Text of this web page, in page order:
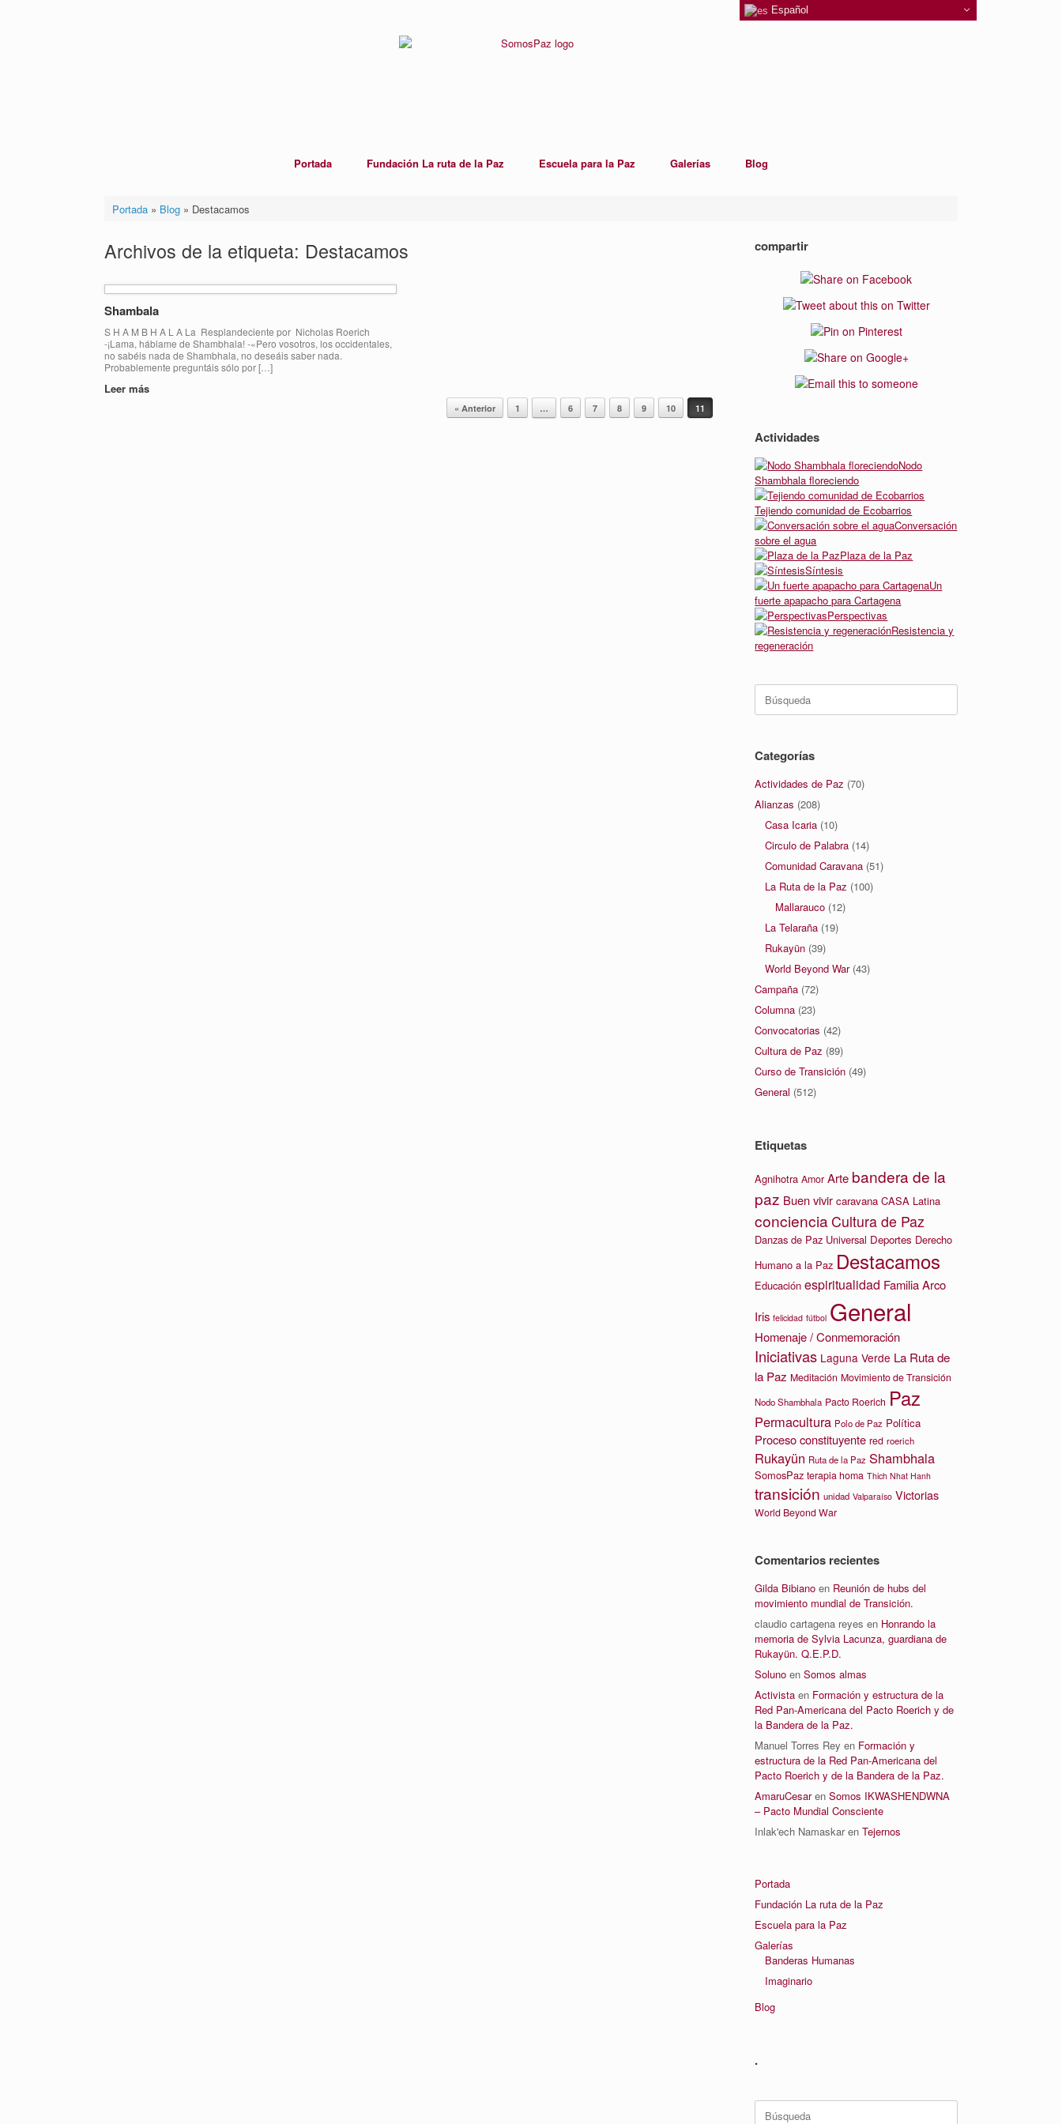
Portada Fundación La ruta de la Paz Escuela para la Paz Galerías Blog
Portada» Blog» Destacamos
Archivos de la etiqueta: Destacamos
Shambala
S H A M B H A L A La Resplandeciente por Nicholas Roerich
‑¡Lama, háblame de Shambhala! ‑«Pero vosotros, los occidentales,
no sabéis nada de Shambhala, no deseáis saber nada.
Probablemente preguntáis sólo por […]
Leer más
« Anterior 1 … 6 7 8 9 10 11
compartir
Actividades
Nodo
Shambhala floreciendo
Tejiendo comunidad de Ecobarrios
Conversación
sobre el agua
Plaza de la Paz
Síntesis
Un
fuerte apapacho para Cartagena
Perspectivas
Resistencia y
regeneración
Categorías
Actividades de Paz (70)
Alianzas (208)
Casa Icaria (10)
Circulo de Palabra (14)
Comunidad Caravana (51)
La Ruta de la Paz (100)
Mallarauco (12)
La Telaraña (19)
Rukayün (39)
World Beyond War(43)
Campaña (72)
Columna (23)
Convocatorias (42)
Cultura de Paz (89)
Curso de Transición (49)
General (512)
Etiquetas
Agnihotra Amor Arte bandera de la
paz Buen vivir caravana CASA Latina
concienciaCultura de Paz
Danzas de Paz Universal Deportes Derecho
Humano a la Paz Destacamos
Educación espiritualidad Familia Arco
Iris felicidad fútbol General
Homenaje / Conmemoración
Iniciativas Laguna Verde La Ruta de
la Paz Meditación Movimiento de Transición
Nodo Shambhala Pacto Roerich Paz
Permacultura Polo de Paz Política
Proceso constituyente red roerich
Rukayün Ruta de la Paz Shambhala
SomosPaz terapia homa Thich Nhat Hanh
transición unidad Valparaíso Victorias
World Beyond War
Comentarios recientes
Gilda Bibiano en Reunión de hubs del
movimiento mundial de Transición.
claudio cartagena reyes en Honrando la
memoria de Sylvia Lacunza, guardiana de
Rukayün. Q.E.P.D.
Soluno enSomos almas
Activista en Formación y estructura de la
Red Pan-Americana del Pacto Roerich y de
la Bandera de la Paz.
Manuel Torres Rey en Formación y
estructura de la Red Pan-Americana del
Pacto Roerich y de la Bandera de la Paz.
AmaruCesarenSomos IKWASHENDWNA
– Pacto Mundial Consciente
Inlak'ech NamaskarenTejernos
Portada
Fundación La ruta de la Paz
Escuela para la Paz
Galerías
Banderas Humanas
Imaginario
Blog
.
Español